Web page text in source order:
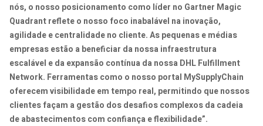
nós, o nosso posicionamento como líder no Gartner Magic
Quadrant reflete o nosso foco inabalável na inovação,
agilidade e centralidade no cliente. As pequenas e médias
empresas estão a beneficiar da nossa infraestrutura
escalável e da expansão contínua da nossa DHL Fulfillment
Network. Ferramentas como o nosso portal MySupplyChain
oferecem visibilidade em tempo real, permitindo que nossos
clientes façam a gestão dos desafios complexos da cadeia
de abastecimentos com confiança e flexibilidade”.